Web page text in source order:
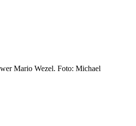
Mario Wezel. Foto: Michael